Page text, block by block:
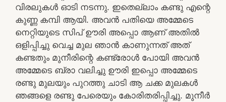
വിരലുകൾ ഓടി നടന്നു. ഇതെല്ലാം കണ്ടു എന്റെ
കുണ്ണ കമ്പി ആയി. അവൻ പതിയെ അമ്മേടെ
നെറ്റിയുടെ സിപ് ഊരി അപ്പൊ ആണ് അതിൽ
ഒളിപ്പിച്ചു വെച്ച മുല ഞാൻ കാണുന്നത് അത്
കണ്ടതും മുനീരിന്റെ കണ്ട്രോൾ പോയി അവൻ
അമ്മേടെ ബ്രാ വലിച്ചു ഊരി ഇപ്പൊ അമ്മേടെ
രണ്ടു മുലയും പുറത്തു ചാടി ആ ചക്ക മുലകൾ
ഞങ്ങളെ രണ്ടു പേരെയും കോരിതരിപ്പിച്ചു. മുനീർ